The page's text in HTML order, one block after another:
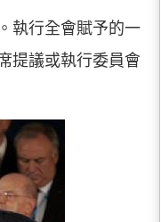
執行全會賦予的一
提議或執行委員會